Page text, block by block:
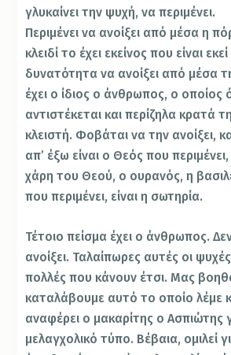
γλυκαίνει την ψυχή, να περιμένει.
Περιμένει να ανοίξει από μέσα η
κλειδί το έχει εκείνος που είναι
δυνατότητα να ανοίξει από μέσα
έχει ο ίδιος ο άνθρωπος, ο οποίος
αντιστέκεται και περίζηλα κρατά
κλειστή. Φοβάται να την ανοίξει,
απ’ έξω είναι ο Θεός που περιμένει,
χάρη του Θεού, ο ουρανός, η
που περιμένει, είναι η σωτηρία.
Τέτοιο πείσμα έχει ο άνθρωπος.
ανοίξει. Ταλαίπωρες αυτές οι
πολλές που κάνουν έτσι. Μας
καταλάβουμε αυτό το οποίο λέμε
αναφέρει ο μακαρίτης ο Ασπιώτης
μελαγχολικό τύπο. Βέβαια, ομιλεί